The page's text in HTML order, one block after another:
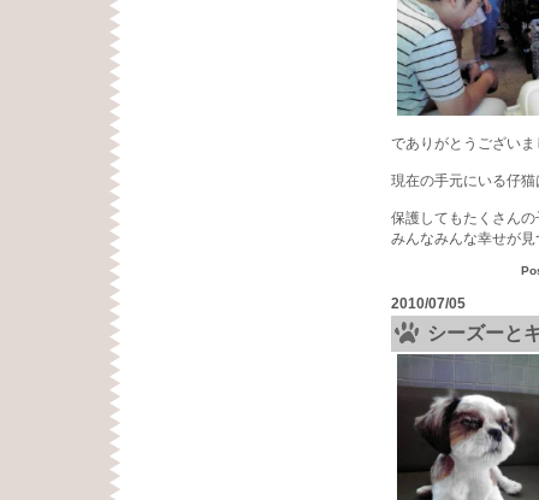
でありがとうございま
現在の手元にいる仔
保護してもたくさん
みんなみんな幸せが
2010/07/05
シーズーと